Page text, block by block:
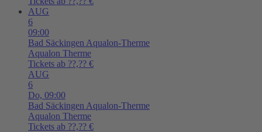
AUG
6
09:00
Bad Säckingen Aqualon-Therme
Aqualon Therme
Tickets ab ??,?? €
AUG
6
Do, 09:00
Bad Säckingen Aqualon-Therme
Aqualon Therme
Tickets ab ??,?? €